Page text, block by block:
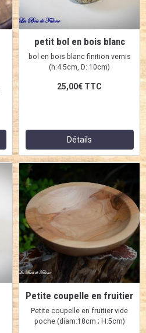
petit bol en bois blanc
bol en bois blanc finition vernis
(h:4.5cm, D: 10cm)
25,00€ TTC
Détails
Petite coupelle en fruitier
Petite coupelle en fruitier vide
poche (diam:18cm ; H:5cm)